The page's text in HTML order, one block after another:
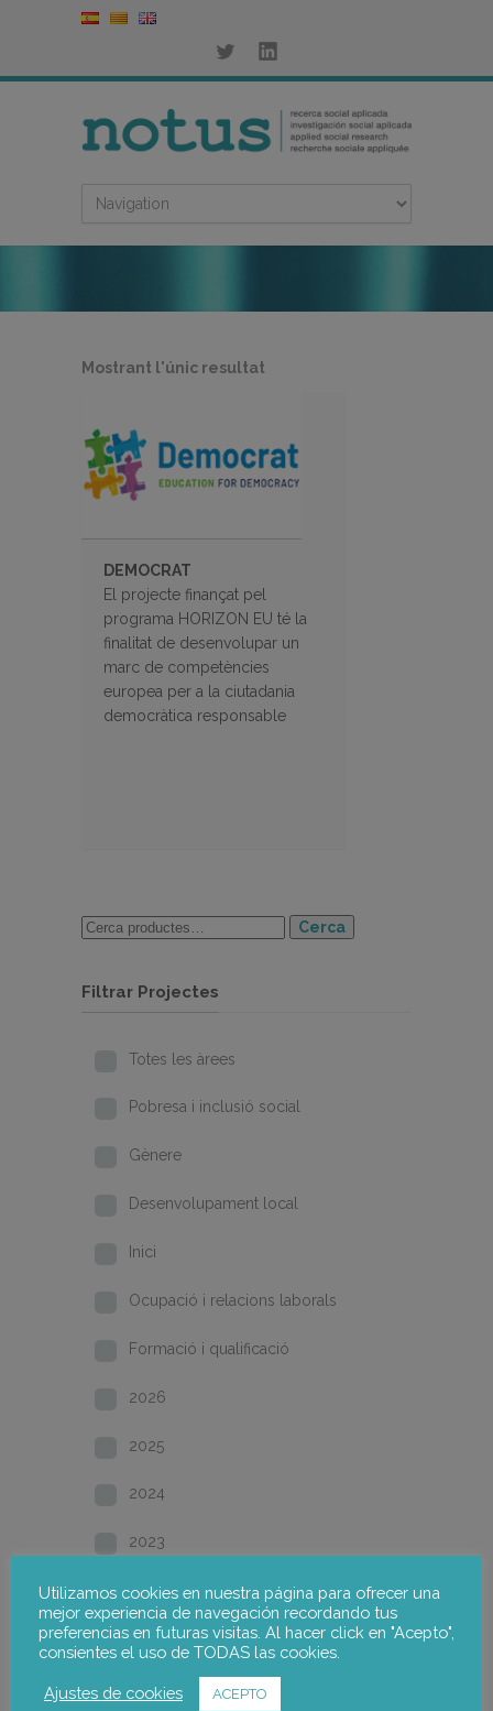
Mostrant l'únic resultat
DEMOCRAT
El projecte finançat pel
programa HORIZON EU té la
finalitat de desenvolupar un
marc de competències
europea per a la ciutadania
democràtica responsable
Cerca
Filtrar Projectes
Totes les àrees
Pobresa i inclusió social
Gènere
Desenvolupament local
Inici
Ocupació i relacions laborals
Formació i qualificació
2026
2025
2024
2023
2022
2021
2020
Utilizamos cookies en nuestra página para ofrecer una
mejor experiencia de navegación recordando tus
preferencias en futuras visitas. Al hacer click en "Acepto",
consientes el uso de TODAS las cookies.
Ajustes de cookies ACEPTO